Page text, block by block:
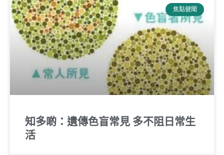
焦點健聞
知多啲：遺傳色盲常見 多不阻日常生
活